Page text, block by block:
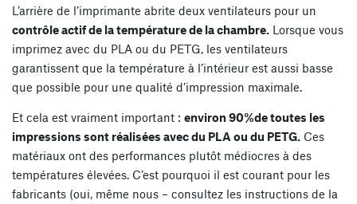
L’arrière de l’imprimante abrite deux ventilateurs pour un
contrôle actif de la température de la chambre. Lorsque vous
imprimez avec du PLA ou du PETG, les ventilateurs
garantissent que la température à l’intérieur est aussi basse
que possible pour une qualité d’impression maximale.
Et cela est vraiment important : environ 90%de toutes les
impressions sont réalisées avec du PLA ou du PETG. Ces
matériaux ont des performances plutôt médiocres à des
températures élevées. C’est pourquoi il est courant pour les
fabricants (oui, même nous – consultez les instructions de la